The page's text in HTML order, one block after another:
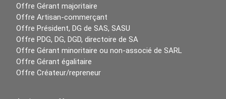
Offre Gérant majoritaire
Offre Artisan-commerçant
Offre Président, DG de SAS, SASU
Offre PDG, DG, DGD, directoire de SA
Offre Gérant minoritaire ou non-associé de SARL
Offre Gérant égalitaire
Offre Créateur/repreneur